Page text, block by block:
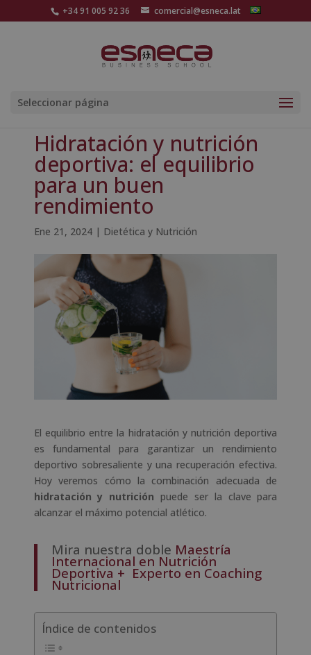
+34 91 005 92 36 comercial@esneca.lat
Seleccionar página
Hidratación y nutrición
deportiva: el equilibrio
para un buen
rendimiento
Ene 21, 2024| Dietética y Nutrición
El equilibrio entre la hidratación y nutrición deportiva
es fundamental para garantizar un rendimiento
deportivo sobresaliente y una recuperación efectiva.
Hoy veremos cómo la combinación adecuada de
hidratación y nutrición puede ser la clave para
alcanzar el máximo potencial atlético.
Mira nuestra doble Maestría
Internacional en Nutrición
Deportiva + Experto en Coaching
Nutricional
Índice de contenidos